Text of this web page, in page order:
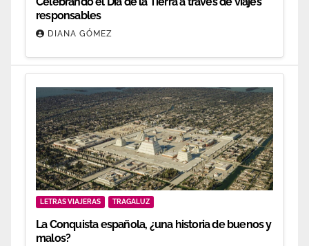
responsables
DIANA GÓMEZ
LETRAS VIAJERAS TRAGALUZ
La Conquista española, ¿una historia de buenos y
malos?